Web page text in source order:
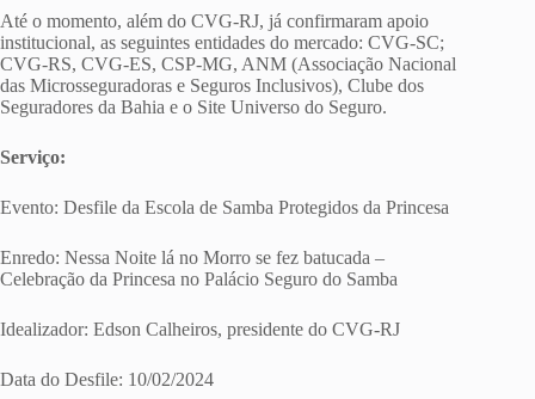
Até o momento, além do CVG-RJ, já confirmaram apoio
institucional, as seguintes entidades do mercado: CVG-SC;
CVG-RS, CVG-ES, CSP-MG, ANM (Associação Nacional
das Microsseguradoras e Seguros Inclusivos), Clube dos
Seguradores da Bahia e o Site Universo do Seguro.
Serviço:
Evento: Desfile da Escola de Samba Protegidos da Princesa
Enredo: Nessa Noite lá no Morro se fez batucada –
Celebração da Princesa no Palácio Seguro do Samba
Idealizador: Edson Calheiros, presidente do CVG-RJ
Data do Desfile: 10/02/2024